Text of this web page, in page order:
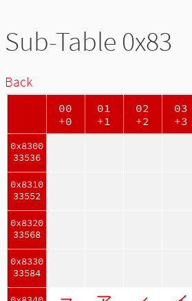
Sub-Table 0x83
Back
00
+0
01
+1
02
+2
03
+3
0x8300
33536
0x8310
33552
0x8320
33568
0x8330
33584